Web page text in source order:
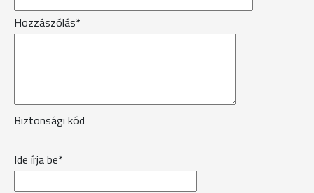
Hozzászólás*
Biztonsági kód
Ide írja be*